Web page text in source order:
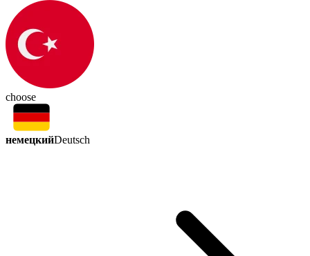
choose
немецкийDeutsch